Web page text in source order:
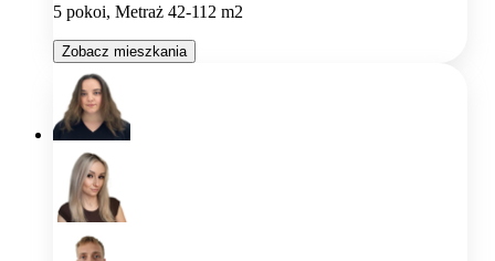
5 pokoi, Metraż 42-112 m2
Zobacz mieszkania